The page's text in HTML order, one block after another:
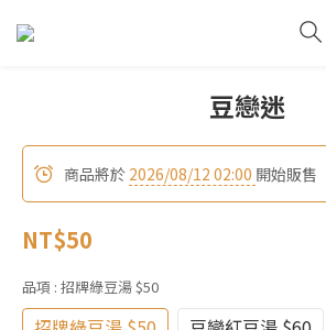
豆戀迷
商品將於 2026/08/12 02:00 開始販售
NT$50
品項 : 招牌綠豆湯 $50